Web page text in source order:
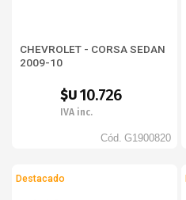
CHEVROLET - CORSA SEDAN
2009-10
$U10.726
IVA inc.
Cód. G1900820
Destacado